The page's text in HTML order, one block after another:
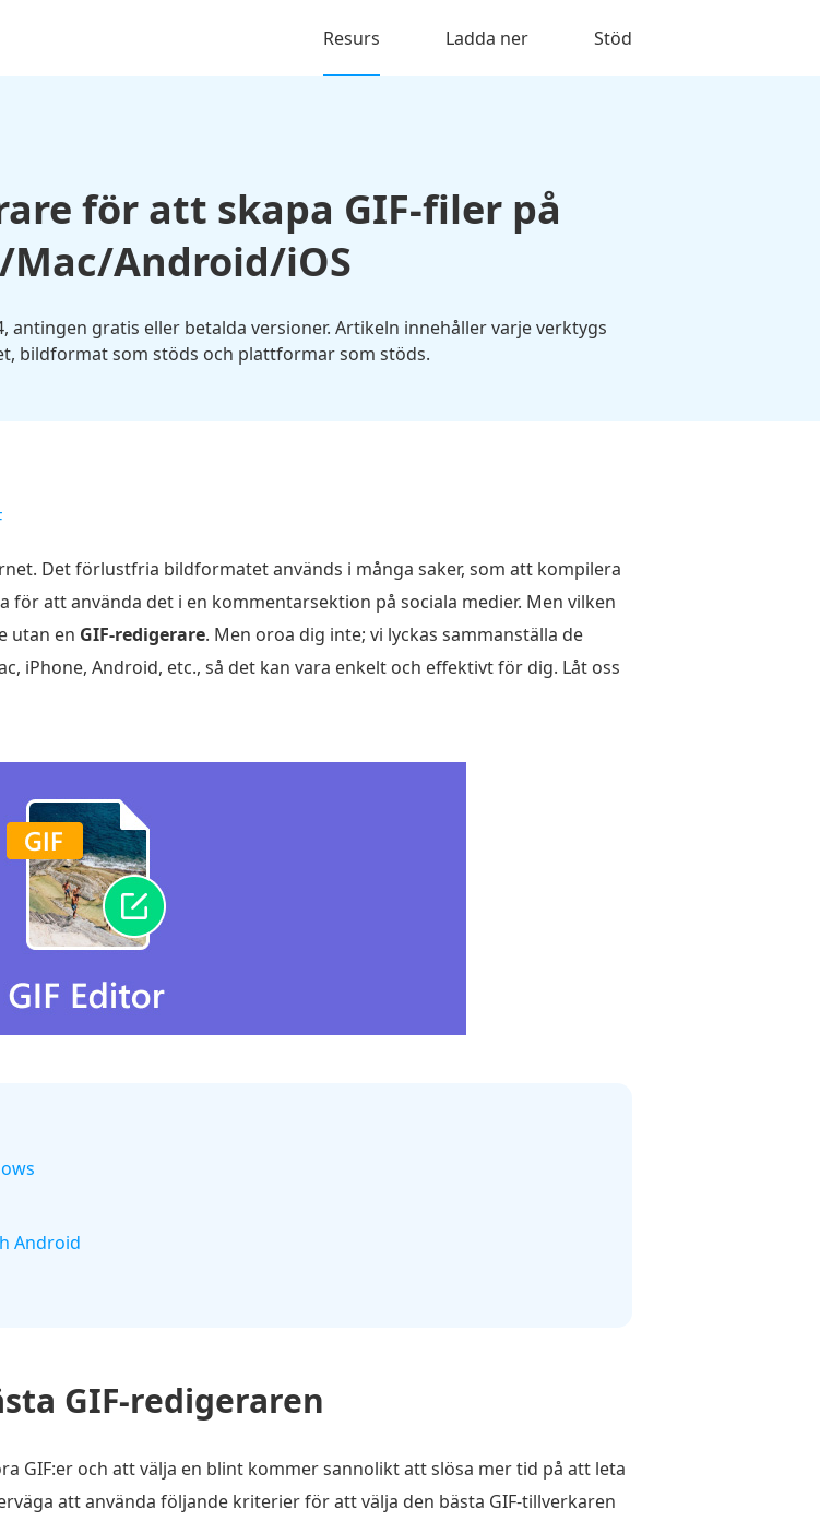
Resurs Ladda ner Stöd
för att skapa GIF-filer på
Android/iOS
antingen gratis eller betalda versioner. Artikeln innehåller varje verktygs
bildformat som stöds och plattformar som stöds.
Det förlustfria bildformatet används i många saker, som att kompilera
att använda det i en kommentarsektion på sociala medier. Men vilken
utan en GIF-redigerare. Men oroa dig inte; vi lyckas sammanställa de
iPhone, Android, etc., så det kan vara enkelt och effektivt för dig. Låt oss
Android
GIF-redigeraren
GIF:er och att välja en blint kommer sannolikt att slösa mer tid på att leta
att använda följande kriterier för att välja den bästa GIF-tillverkaren